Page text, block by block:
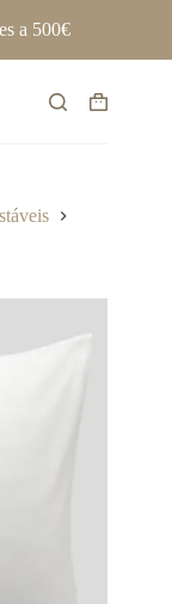
a 500€
Carrinho